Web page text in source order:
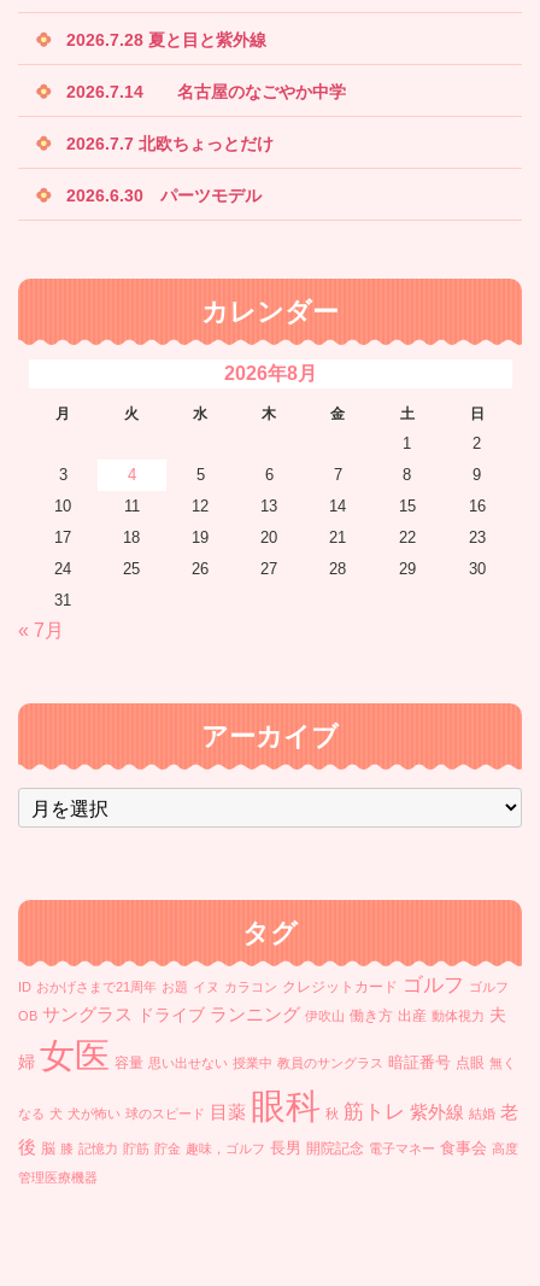
2026.7.28 夏と目と紫外線
2026.7.14 名古屋のなごやか中学
2026.7.7 北欧ちょっとだけ
2026.6.30 パーツモデル
カレンダー
2026年8月
月 火 水 木 金 土 日
1
2
3
4 5 6 7 8
9
10
11 12 13 14 15
16
17
18 19 20 21 22
23
24
25 26 27 28 29
30
31
« 7月
アーカイブ
ア
ー
ブ
タグ
ID おかげさまで21周年 お題 イヌ カラコン クレジットカード ゴルフ ゴルフ
OB サングラス ドライブ ランニング 伊吹山 働き方 出産 動体視力 夫
婦 女医 容量 思い出せない 授業中 教員のサングラス 暗証番号 点眼 無く
なる 犬 犬が怖い 球のスピード 目薬 眼科 秋 筋トレ 紫外線 結婚 老
後 脳 膝 記憶力 貯筋 貯金 趣味，ゴルフ 長男 開院記念 電子マネー 食事会 高度
管理医療機器